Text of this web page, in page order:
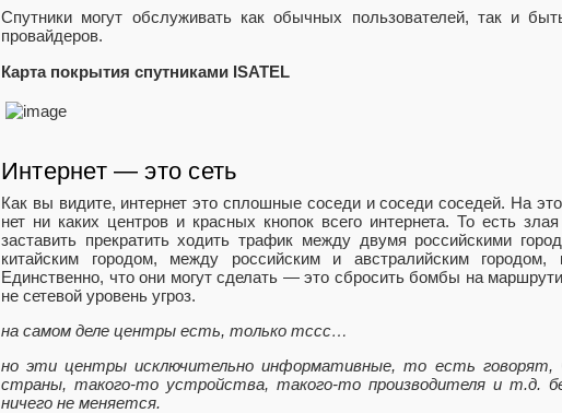
Спутники могут обслуживать как обычных пользователей, так и
провайдеров.
Карта покрытия спутниками ISATEL
Интернет — это сеть
Как вы видите, интернет это сплошные соседи и соседи соседей. На
нет ни каких центров и красных кнопок всего интернета. То есть
заставить прекратить ходить трафик между двумя российскими
китайским городом, между российским и австралийским
Единственно, что они могут сделать — это сбросить бомбы на
не сетевой уровень угроз.
на самом деле центры есть, только тссс…
но эти центры исключительно информативные, то есть
страны, такого-то устройства, такого-то производителя и т.д.
ничего не меняется.